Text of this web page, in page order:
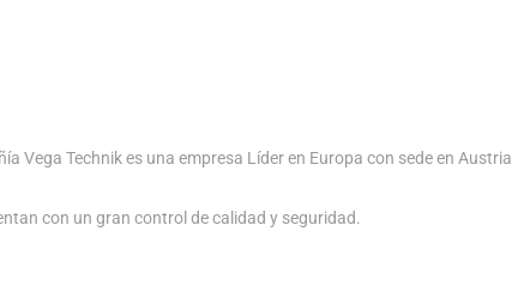
Vega Technik es una empresa Líder en Europa con sede en Austria
con un gran control de calidad y seguridad.